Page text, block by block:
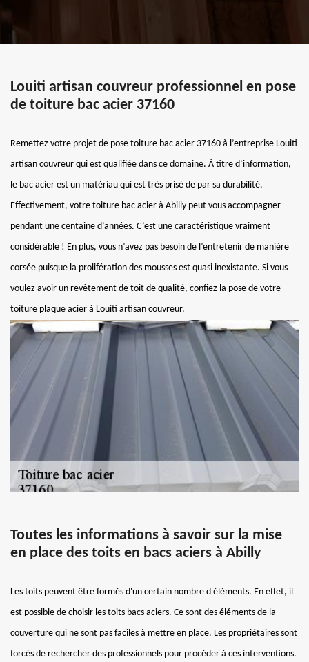
Louiti artisan couvreur professionnel en pose
de toiture bac acier 37160
Remettez votre projet de pose toiture bac acier 37160 à l’entreprise Louiti
artisan couvreur qui est qualifiée dans ce domaine. À titre d’information,
le bac acier est un matériau qui est très prisé de par sa durabilité.
Effectivement, votre toiture bac acier à Abilly peut vous accompagner
pendant une centaine d’années. C’est une caractéristique vraiment
considérable ! En plus, vous n’avez pas besoin de l’entretenir de manière
corsée puisque la prolifération des mousses est quasi inexistante. Si vous
voulez avoir un revêtement de toit de qualité, confiez la pose de votre
toiture plaque acier à Louiti artisan couvreur.
Toutes les informations à savoir sur la mise
en place des toits en bacs aciers à Abilly
Les toits peuvent être formés d'un certain nombre d'éléments. En effet, il
est possible de choisir les toits bacs aciers. Ce sont des éléments de la
couverture qui ne sont pas faciles à mettre en place. Les propriétaires sont
forcés de rechercher des professionnels pour procéder à ces interventions.